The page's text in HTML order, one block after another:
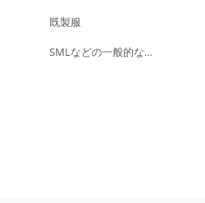
既製服
SMLなどの一般的な…